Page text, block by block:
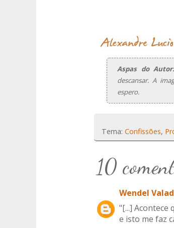
Aspas do
descansar. A
espero.
Tema: Confissões,
10
Wendel
"[...] Acontece
e isto me faz